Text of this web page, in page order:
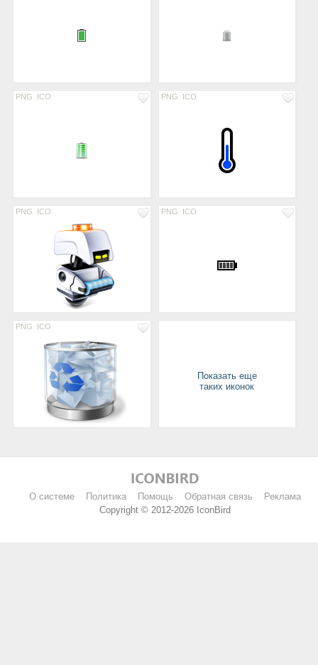
PNG ICO PNG ICO
PNG ICO PNG ICO
PNG ICO
Показать еще
таких иконок
О системе Политика Помощь Обратная связь
Реклама
Copyright © 2012-2026 IconBird